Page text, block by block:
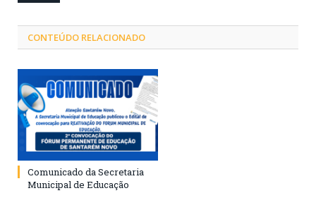
CONTEÚDO RELACIONADO
Comunicado da Secretaria
Municipal de Educação